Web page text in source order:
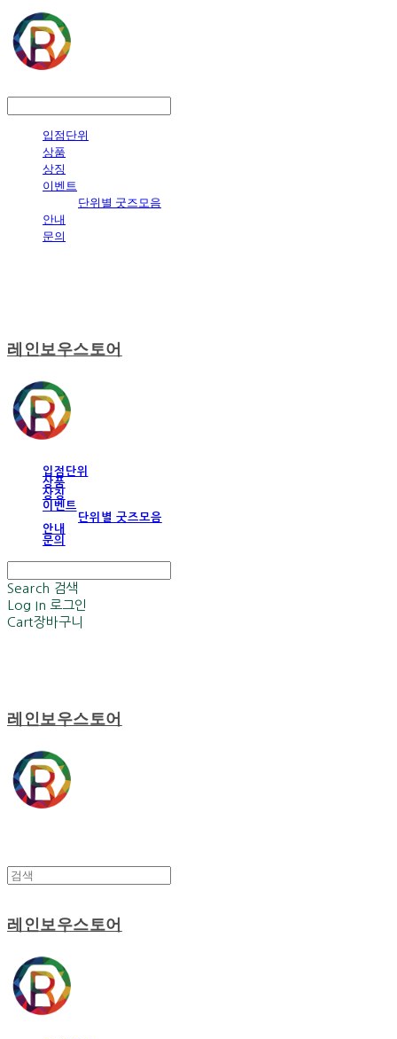
입점단위
상품
상징
이벤트
단위별 굿즈모음
안내
문의
레인보우스토어
입점단위
상품
상징
이벤트
단위별 굿즈모음
안내
문의
Search 검색
Log In 로그인
Cart장바구니
레인보우스토어
레인보우스토어